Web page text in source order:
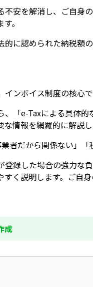
安を解消し、ご自身
。
に認められた納税額
ンボイス制度の核心
、「e-Taxによる具体
な情報を網羅的に解説
者だから関係ない」
登録した場合の強力な
すく説明します。ご
成